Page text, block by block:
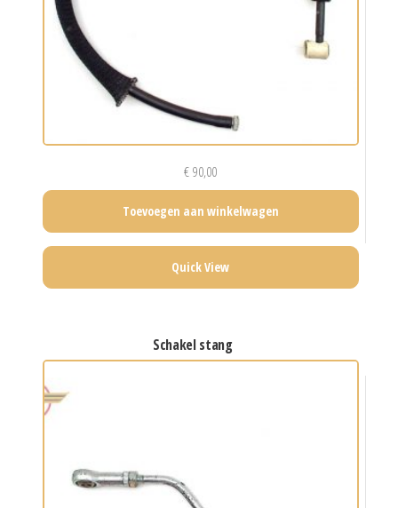
€90,00
Toevoegen aan winkelwagen
Quick View
schakel stang